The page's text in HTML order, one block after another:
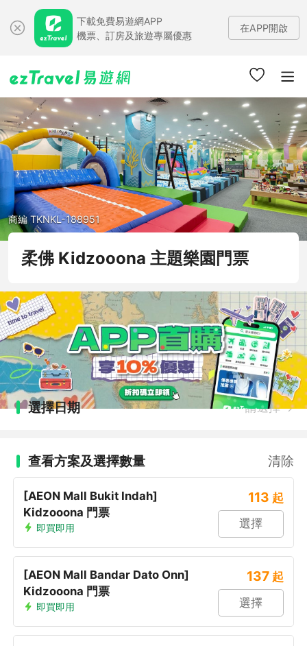
下載免費易遊網APP
機票、訂房及旅遊專屬優惠
在APP開啟
商編 TKNKL-188951
柔佛 Kidzooona 主題樂園門票
選擇日期 請選擇
查看方案及選擇數量 清除
[AEON Mall Bukit Indah]
Kidzooona 門票
即買即用
113 起
選擇
[AEON Mall Bandar Dato Onn]
Kidzooona 門票
即買即用
137 起
選擇